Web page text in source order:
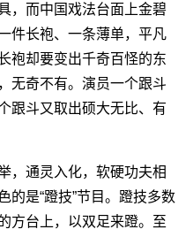
，而中国戏法台面上金碧
件长袍、一条薄单，平凡
袍却要变出千奇百怪的东
无奇不有。演员一个跟斗
跟斗又取出硕大无比、有
通灵入化，软硬功夫相
的是“蹬技”节目。蹬技多数
方台上，以双足来蹬。至